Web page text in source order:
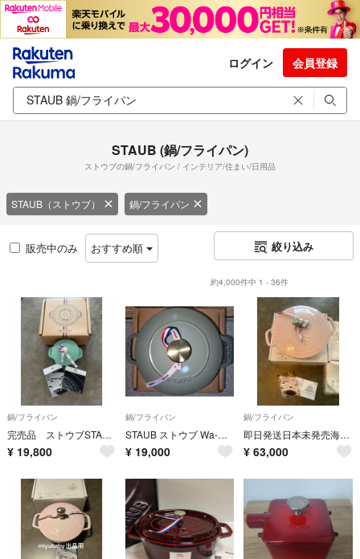
ログイン 会員登録
STAUB (鍋/フライパン)
ストウブの鍋/フライパン / インテリア/住まい/日用品
STAUB（ストウブ） 鍋/フライパン
販売中のみ おすすめ順 絞り込み
約4,000件中 1 - 36件
鍋/フライパン
完売品 ストウブSTAUB ラ・ココットde GOHAN S 12cm セージグリーン
¥ 19,800
鍋/フライパン
STAUB ストウブ Wa-NABE ワナベ S ユーカリ
¥ 19,000
鍋/フライパン
即日発送日本未発売海外限定 ストウブ ハローキティコラボワナベ24cm 特典付き
¥ 63,000